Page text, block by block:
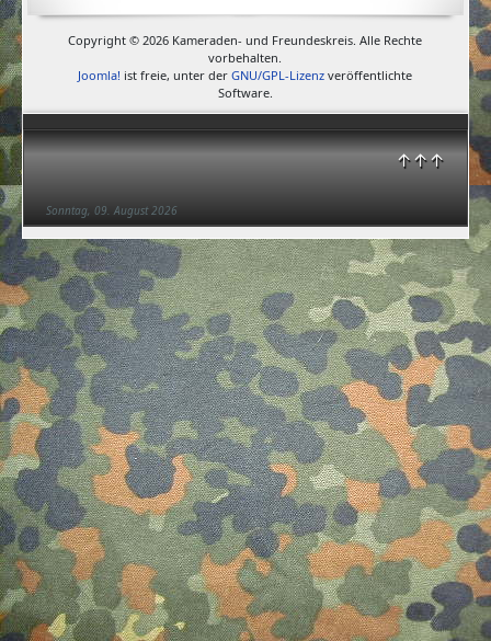
Copyright © 2026 Kameraden- und Freundeskreis. Alle Rechte
vorbehalten.
Joomla! ist freie, unter derGNU/GPL-Lizenz veröffentlichte
Software.
↑↑↑
Sonntag, 09. August 2026